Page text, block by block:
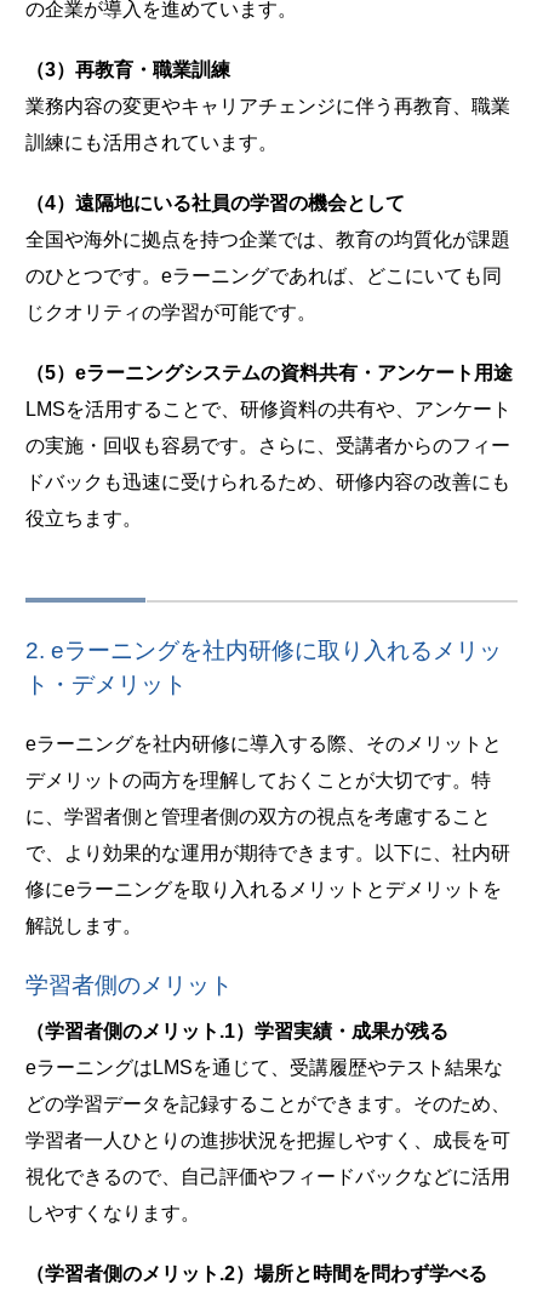
の企業が導入を進めています。
（3）再教育・職業訓練
業務内容の変更やキャリアチェンジに伴う再教育、職業
訓練にも活用されています。
（4）遠隔地にいる社員の学習の機会として
全国や海外に拠点を持つ企業では、教育の均質化が課題
のひとつです。eラーニングであれば、どこにいても同
じクオリティの学習が可能です。
（5）eラーニングシステムの資料共有・アンケート用途
LMSを活用することで、研修資料の共有や、アンケート
の実施・回収も容易です。さらに、受講者からのフィー
ドバックも迅速に受けられるため、研修内容の改善にも
役立ちます。
2. eラーニングを社内研修に取り入れるメリッ
ト・デメリット
eラーニングを社内研修に導入する際、そのメリットと
デメリットの両方を理解しておくことが大切です。特
に、学習者側と管理者側の双方の視点を考慮すること
で、より効果的な運用が期待できます。以下に、社内研
修にeラーニングを取り入れるメリットとデメリットを
解説します。
学習者側のメリット
（学習者側のメリット.1）学習実績・成果が残る
eラーニングはLMSを通じて、受講履歴やテスト結果な
どの学習データを記録することができます。そのため、
学習者一人ひとりの進捗状況を把握しやすく、成長を可
視化できるので、自己評価やフィードバックなどに活用
しやすくなります。
（学習者側のメリット.2）場所と時間を問わず学べる